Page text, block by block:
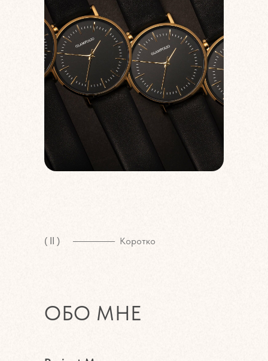
( II ) Коротко
ОБО МНЕ